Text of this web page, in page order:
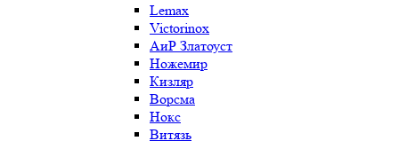
Lemax
Victorinox
АиР Златоуст
Ножемир
Кизляр
Ворсма
Нокс
Витязь